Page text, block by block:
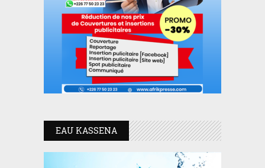
EAU KASSENA